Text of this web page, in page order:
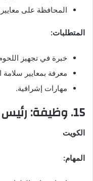
المحافظة على معايير
المتطلبات:
خبرة في تجهيز
معرفة بمعايير سلامة
مهارات إشرافية.
15. وظيفة: رئيس المطبخ
الكويت
المهام: